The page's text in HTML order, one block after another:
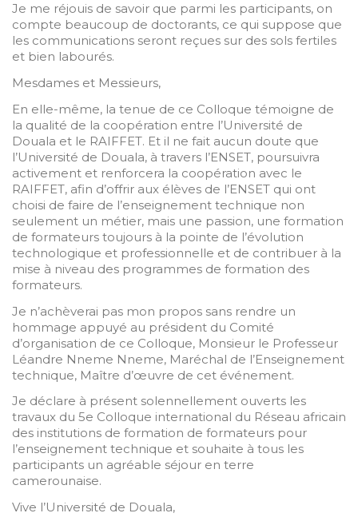
Je me réjouis de savoir que parmi les participants, on
compte beaucoup de doctorants, ce qui suppose que
les communications seront reçues sur des sols fertiles
et bien labourés.
Mesdames et Messieurs,
En elle-même, la tenue de ce Colloque témoigne de
la qualité de la coopération entre l’Université de
Douala et le RAIFFET. Et il ne fait aucun doute que
l’Université de Douala, à travers l’ENSET, poursuivra
activement et renforcera la coopération avec le
RAIFFET, afin d’offrir aux élèves de l’ENSET qui ont
choisi de faire de l’enseignement technique non
seulement un métier, mais une passion, une formation
de formateurs toujours à la pointe de l’évolution
technologique et professionnelle et de contribuer à la
mise à niveau des programmes de formation des
formateurs.
Je n’achèverai pas mon propos sans rendre un
hommage appuyé au président du Comité
d’organisation de ce Colloque, Monsieur le Professeur
Léandre Nneme Nneme, Maréchal de l’Enseignement
technique, Maître d’œuvre de cet événement.
Je déclare à présent solennellement ouverts les
travaux du 5e Colloque international du Réseau africain
des institutions de formation de formateurs pour
l’enseignement technique et souhaite à tous les
participants un agréable séjour en terre
camerounaise.
Vive l’Université de Douala,